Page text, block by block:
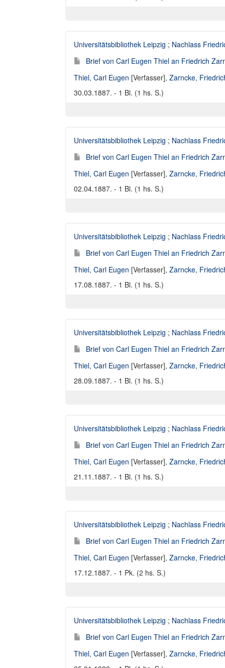
Universitätsbibliothek Leipzig ; Nachlass
Brief von Carl Eugen Thiel an Friedrich
Thiel, Carl Eugen [Verfasser], Zarncke,
30.03.1887. - 1 Bl. (1 hs. S.)
Universitätsbibliothek Leipzig ; Nachlass
Brief von Carl Eugen Thiel an Friedrich
Thiel, Carl Eugen [Verfasser], Zarncke,
02.04.1887. - 1 Bl. (1 hs. S.)
Universitätsbibliothek Leipzig ; Nachlass
Brief von Carl Eugen Thiel an Friedrich
Thiel, Carl Eugen [Verfasser], Zarncke,
17.08.1887. - 1 Bl. (1 hs. S.)
Universitätsbibliothek Leipzig ; Nachlass
Brief von Carl Eugen Thiel an Friedrich
Thiel, Carl Eugen [Verfasser], Zarncke,
28.09.1887. - 1 Bl. (1 hs. S.)
Universitätsbibliothek Leipzig ; Nachlass
Brief von Carl Eugen Thiel an Friedrich
Thiel, Carl Eugen [Verfasser], Zarncke,
21.11.1887. - 1 Bl. (1 hs. S.)
Universitätsbibliothek Leipzig ; Nachlass
Brief von Carl Eugen Thiel an Friedrich
Thiel, Carl Eugen [Verfasser], Zarncke,
17.12.1887. - 1 Pk. (2 hs. S.)
Universitätsbibliothek Leipzig ; Nachlass
Brief von Carl Eugen Thiel an Friedrich
Thiel, Carl Eugen [Verfasser], Zarncke,